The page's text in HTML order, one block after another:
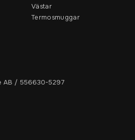
Västar
Termosmuggar
AB / 556630-5297